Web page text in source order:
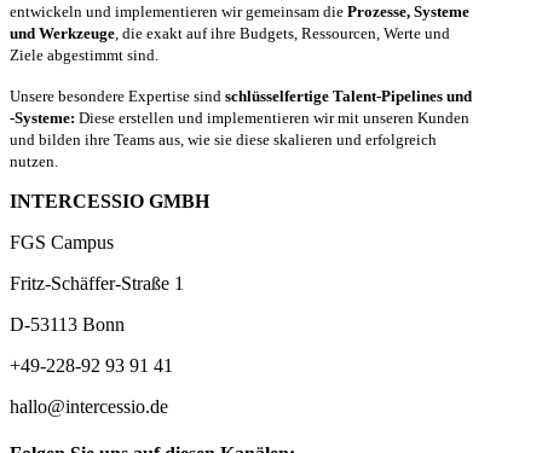
entwickeln und implementieren wir gemeinsam die Prozesse, Systeme
und Werkzeuge , die exakt auf ihre Budgets, Ressourcen, Werte und
Ziele abgestimmt sind.
Unsere besondere Expertise sind schlüsselfertige Talent-Pipelines und
-Systeme: Diese erstellen und implementieren wir mit unseren Kunden
und bilden ihre Teams aus, wie sie diese skalieren und erfolgreich
nutzen.
INTERCESSIO GMBH
FGS Campus
Fritz-Schäffer-Straße 1
D-53113 Bonn
+49-228-92 93 91 41
hallo@intercessio.de